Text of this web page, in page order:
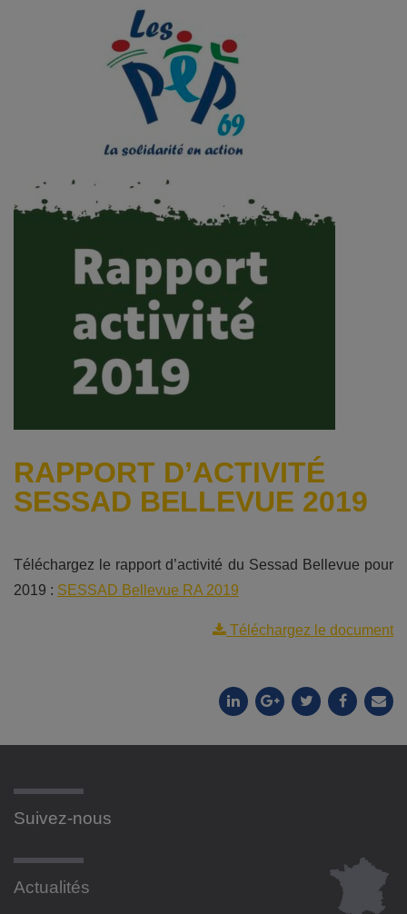
RAPPORT D’ACTIVITÉ
SESSAD BELLEVUE 2019
Téléchargez le rapport d’activité du Sessad Bellevue pour
2019 : SESSAD Bellevue RA 2019
Téléchargez le document
Suivez-nous
Actualités